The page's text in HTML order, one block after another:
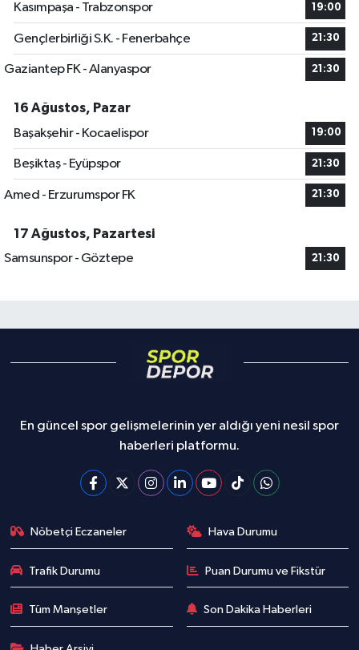
Kasımpaşa - Trabzonspor 19:00
Gençlerbirliği S.K. - Fenerbahçe 21:30
Gaziantep FK - Alanyaspor 21:30
16 Ağustos, Pazar
Başakşehir - Kocaelispor
19:00
Beşiktaş - Eyüpspor 21:30
Amed - Erzurumspor FK 21:30
17 Ağustos, Pazartesi
Samsunspor - Göztepe
21:30
En güncel spor gelişmelerinin yer aldığı yeni nesil spor
haberleri platformu.
Nöbetçi Eczaneler Hava Durumu
Trafik Durumu Puan Durumu ve Fikstür
Tüm Manşetler Son Dakika Haberleri